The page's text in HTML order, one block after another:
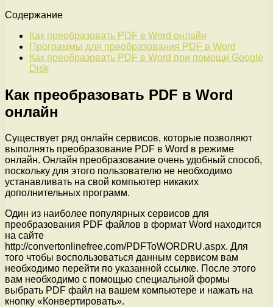
Содержание
Как преобразовать PDF в Word онлайн
Программы для преобразования PDF в Word
Как преобразовать PDF в Word при помощи Google
Disk
Как преобразовать PDF в Word
онлайн
Существует ряд онлайн сервисов, которые позволяют
выполнять преобразование PDF в Word в режиме
онлайн. Онлайн преобразование очень удобный способ,
поскольку для этого пользователю не необходимо
устанавливать на свой компьютер никаких
дополнительных программ.
Один из наиболее популярных сервисов для
преобразования PDF файлов в формат Word находится
на сайте
http://convertonlinefree.com/PDFToWORDRU.aspx. Для
того чтобы воспользоваться данным сервисом вам
необходимо перейти по указанной ссылке. После этого
вам необходимо с помощью специальной формы
выбрать PDF файл на вашем компьютере и нажать на
кнопку «Конвертировать».